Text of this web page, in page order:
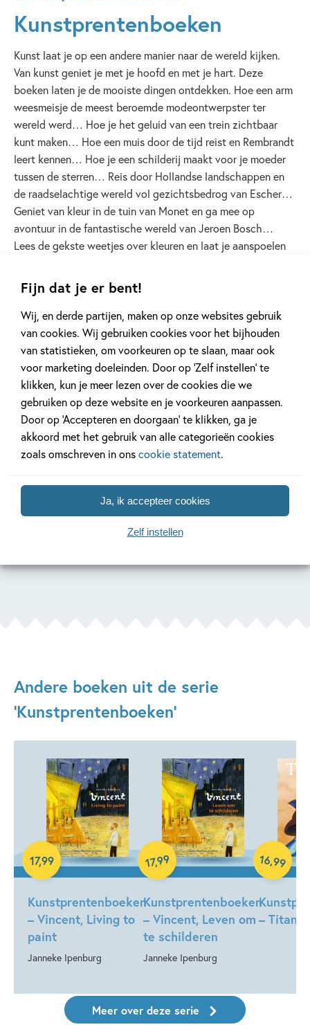
Fijn dat je er bent!
Wij, en derde partijen, maken op onze websites gebruik
van cookies. Wij gebruiken cookies voor het bijhouden
van statistieken, om voorkeuren op te slaan, maar ook
voor marketing doeleinden. Door op ‘Zelf instellen’ te
klikken, kun je meer lezen over de cookies die we
gebruiken op deze website en je voorkeuren aanpassen.
Door op ‘Accepteren en doorgaan’ te klikken, ga je
akkoord met het gebruik van alle categorieën cookies
zoals omschreven in onscookie statement.
Ja, ik accepteer cookies
Zelf instellen
Kunstprentenboeken
Kunst laat je op een andere manier naar de wereld kijken.
Van kunst geniet je met je hoofd en met je hart. Deze
boeken laten je de mooiste dingen ontdekken. Hoe een arm
weesmeisje de meest beroemde modeontwerpster ter
wereld werd… Hoe je het geluid van een trein zichtbaar
kunt maken… Hoe een muis door de tijd reist en Rembrandt
leert kennen… Hoe je een schilderij maakt voor je moeder
tussen de sterren… Reis door Hollandse landschappen en
de raadselachtige wereld vol gezichtsbedrog van Escher…
Geniet van kleur in de tuin van Monet en ga mee op
avontuur in de fantastische wereld van Jeroen Bosch…
Lees de gekste weetjes over kleuren en laat je aanspoelen
naar Mondriaan in New York… De verhalen in deze boeken
laten je niet meer los!
Lees verder
Prachtig nieuwe beelden in een
ouders
Andere boeken uit de serie
'Kunstprentenboeken'
Kunstprentenboeken
– Vincent, Living to
paint
Janneke Ipenburg
17,99
Hardcover
Kunstprentenboeken
– Vincent, Leven om
te schilderen
Janneke Ipenburg
17,99
Hardcover
– Titanic
16,99
Hardcover
Meer over deze serie